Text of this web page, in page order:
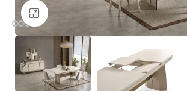
Büyütmek için tıklayın